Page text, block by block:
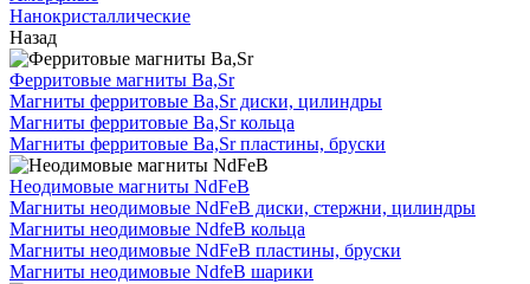
Нанокристаллические
Назад
Ферритовые магниты Ba,Sr
Магниты ферритовые Ba,Sr диски, цилиндры
Магниты ферритовые Ba,Sr кольца
Магниты ферритовые Ba,Sr пластины, бруски
Неодимовые магниты NdFeB
Магниты неодимовые NdFeB диски, стержни, цилиндры
Магниты неодимовые NdfeB кольца
Магниты неодимовые NdFeB пластины, бруски
Магниты неодимовые NdfeB шарики